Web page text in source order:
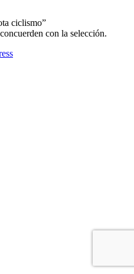
ciclismo”
con la selección.